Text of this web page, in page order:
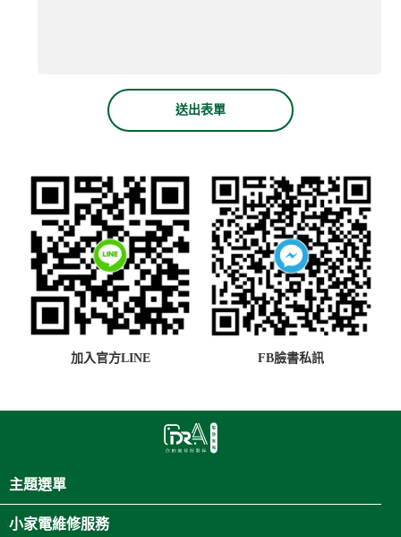
送出表單
加入官方LINE FB臉書私訊
主題選單
小家電維修服務